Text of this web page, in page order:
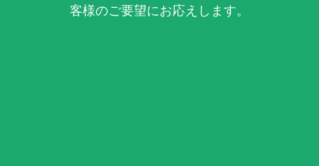
客様のご要望にお応えします。